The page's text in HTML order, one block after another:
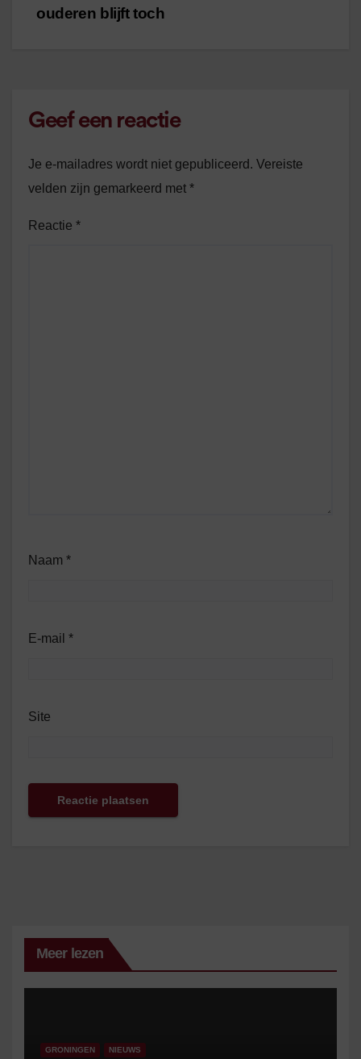
navigatie
ouderen blijft toch
Geef een reactie
Je e-mailadres wordt niet gepubliceerd. Vereiste
velden zijn gemarkeerd met *
Reactie *
Naam *
E-mail *
Site
Meer lezen
GRONINGEN NIEUWS